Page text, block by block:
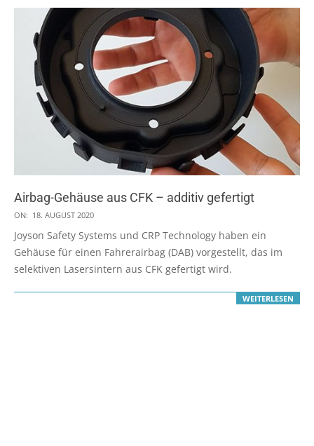
Airbag-Gehäuse aus CFK – additiv gefertigt
2020-
08-
18
ON: 18. AUGUST 2020
Joyson Safety Systems und CRP Technology haben ein
Gehäuse für einen Fahrerairbag (DAB) vorgestellt, das im
selektiven Lasersintern aus CFK gefertigt wird.
WEITERLESEN